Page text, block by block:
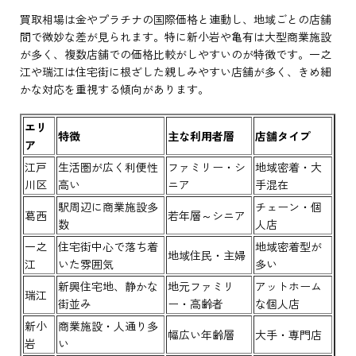
買取相場は金やプラチナの国際価格と連動し、地域ごとの店舗
間で微妙な差が見られます。特に新小岩や亀有は大型商業施設
が多く、複数店舗での価格比較がしやすいのが特徴です。一之
江や瑞江は住宅街に根ざした親しみやすい店舗が多く、きめ細
かな対応を重視する傾向があります。
エリ
ア
特徴 主な利用者層
店舗タイプ
江戸
川区
生活圏が広く利便性
高い
ファミリー・シ
ニア
地域密着・大
手混在
葛西
駅周辺に商業施設多
数
若年層～シニア
チェーン・個
人店
一之
江
住宅街中心で落ち着
いた雰囲気
地域住民・主婦
地域密着型が
多い
瑞江
新興住宅地、静かな
街並み
地元ファミリ
ー・高齢者
アットホーム
な個人店
新小
岩
商業施設・人通り多
い
幅広い年齢層 大手・専門店